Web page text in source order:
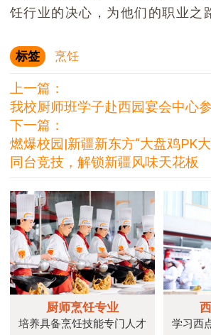
饪行业的决心，为他们的职业之
标签 烹饪
上一篇：
我校厨师班学子赴西园宴会中心
下一篇：
燃爆校园|新疆新东方“大盘鸡PK
同台竞技，解锁新疆风味天花板
厨师烹饪专业
培养具备烹饪技能专门人才 学习西